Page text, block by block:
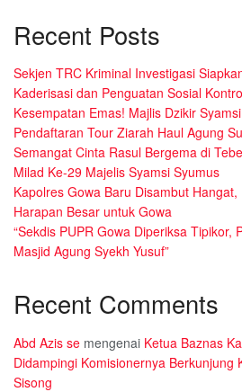
Recent Posts
Sekjen TRC Kriminal Investigasi
Kaderisasi dan Penguatan Sosial
Kesempatan Emas! Majlis Dzikir
Pendaftaran Tour Ziarah Haul Agung
Semangat Cinta Rasul Bergema di
Milad Ke-29 Majelis Syamsi Syumus
Kapolres Gowa Baru Disambut
Harapan Besar untuk Gowa
“Sekdis PUPR Gowa Diperiksa Tipikor,
Masjid Agung Syekh Yusuf”
Recent Comments
Abd Azis se mengenai Ketua Baznas
Didampingi Komisionernya Berkunjung
Sisong